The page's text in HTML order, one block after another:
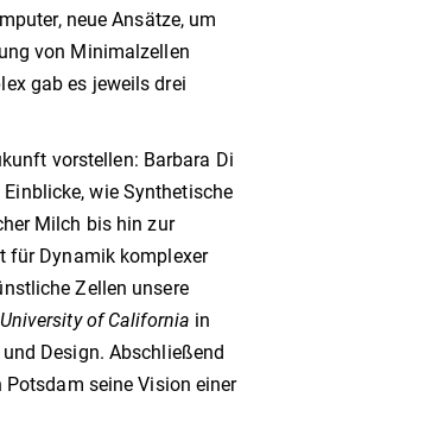
neue Ansätze, um
von Minimalzellen
gab es jeweils drei
vorstellen: Barbara Di
wie Synthetische
Milch bis hin zur
für Dynamik komplexer
Zellen unsere
University of California in
Design. Abschließend
seine Vision einer